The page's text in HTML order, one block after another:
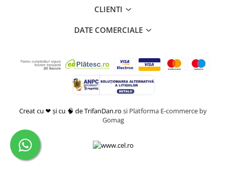
CLIENTI
DATE COMERCIALE
Creat cu ❤ și cu 🧠 de TrifanDan.ro si Platforma E-commerce by
Gomag